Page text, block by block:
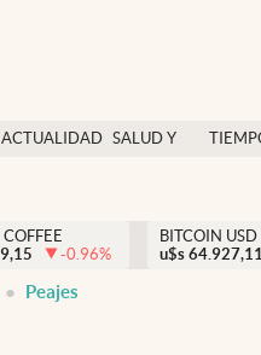
ACTUALIDAD SALUD Y
México
COFFEE
-0.96%
BITCOIN USD
u$s
Peajes